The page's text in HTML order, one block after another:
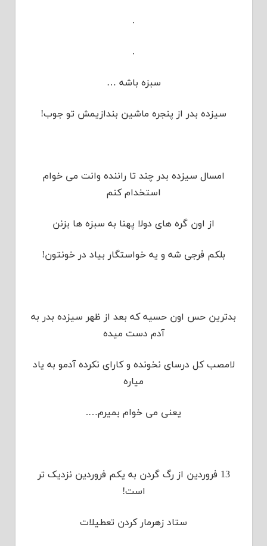
.
.
سبزه باشه …
سیزده بدر از پنجره ماشین بندازیمش تو جوب!
امسال سیزده بدر چند تا راننده وانت می خوام
استخدام کنم
از اون گره های دولا پهنا به سبزه ها بزنن
بلکم فرجی شه و یه خواستگار بیاد در خونتون!
بدترین حس اون حسیه که بعد از ظهر سیزده بدر به
آدم دست میده
لامصب کل درسای نخونده و کارای نکرده آدمو به یاد
میاره
یعنی می خوام بمیرم….
13 فروردین از رگ گردن به یکم فروردین نزدیک تر
است!
ستاد زهرمار کردن تعطیلات